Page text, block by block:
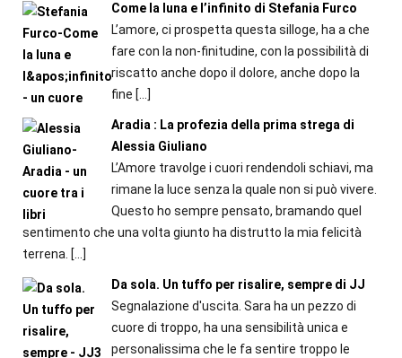
Come la luna e l’infinito di Stefania Furco
L’amore, ci prospetta questa silloge, ha a che
fare con la non-finitudine, con la possibilità di
riscatto anche dopo il dolore, anche dopo la
fine […]
Aradia : La profezia della prima strega di
Alessia Giuliano
L’Amore travolge i cuori rendendoli schiavi, ma
rimane la luce senza la quale non si può vivere.
Questo ho sempre pensato, bramando quel
sentimento che una volta giunto ha distrutto la mia felicità
terrena. […]
Da sola. Un tuffo per risalire, sempre di JJ
Segnalazione d'uscita. Sara ha un pezzo di
cuore di troppo, ha una sensibilità unica e
personalissima che le fa sentire troppo le